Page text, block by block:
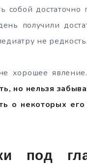
собой достаточно
получили
не редкость.
хорошее явление.
но нельзя
о некоторых
под